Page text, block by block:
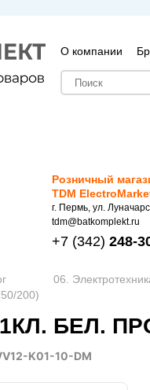
О компании
Розничный
TDM
г. Пермь, ул.
tdm@batkomplekt.ru
+7 (342) 248-
06.
200)
БЕЛ.
K01-10-DM